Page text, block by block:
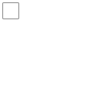
コ
ナ